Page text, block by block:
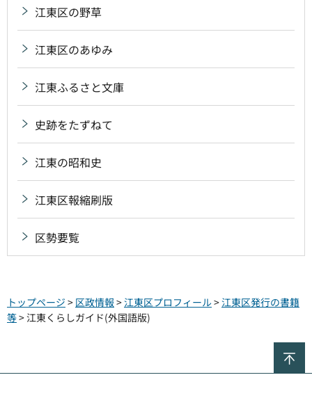
江東区の野草
江東区のあゆみ
江東ふるさと文庫
史跡をたずねて
江東の昭和史
江東区報縮刷版
区勢要覧
トップページ > 区政情報 >江東区プロフィール>江東区発行の書籍
等> 江東くらしガイド(外国語版)